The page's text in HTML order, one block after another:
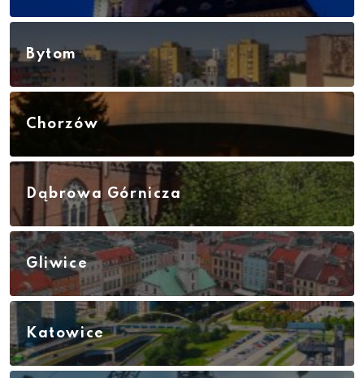
Bytom
Chorzów
Dąbrowa Górnicza
Gliwice
Katowice